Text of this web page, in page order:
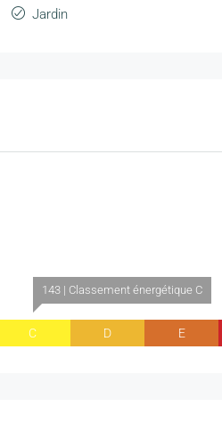
Jardin
143 | Classement énergétique C
C D E